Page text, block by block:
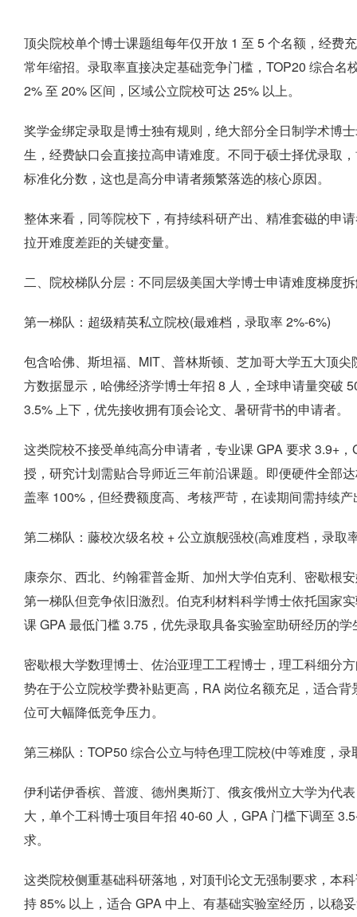
顶尖院校单个博士课题组每年仅开放 1 至 5 个名额，经费
常年缩招。录取率直接决定基础竞争门槛，TOP20 综合
2% 至 20% 区间，区域公立院校可达 25% 以上。
奖学金绑定录取是博士独有规则，绝大部分全日制学术博
生，经费缺口会直接拉高申请难度。不同于硕士择优录取
标准化分数，这也是高分申请者频繁落选的核心原因。
整体来看，同等院校下，有持续科研产出、精准套磁的申
拉开难度差距的关键变量。
二、院校梯队分层：不同层级美国大学博士申请难度梯度
第一梯队：超级精英私立院校(最难档，录取率 2%-6%)
包含哈佛、斯坦福、MIT、普林斯顿、芝加哥大学五大顶
方数据显示，哈佛经济学博士年招 8 人，全球申请量突破
3.5% 上下，优先接收拥有顶会论文、暑研背书的申请者。
这类院校不接受单纯高分申请者，专业课 GPA 要求 3.9+
授，研究计划需贴合导师近三年前沿课题。即便硬件全部
盖率 100%，但经费额度高、考核严苛，在读期间需持续
第二梯队：藤校次级名校 + 公立旗舰强校(高难度档，录取
康奈尔、西北、约翰霍普金斯、加州大学伯克利、密歇根
第一梯队但竞争依旧激烈。伯克利材料科学博士依托国家
课 GPA 最低门槛 3.75，优先录取具备实验室助研经历的学
密歇根大学数理博士、佐治亚理工工程博士，理工科细分
势在于公立院校学费补贴更高，RA 岗位名额充足，适合
位可大幅降低竞争压力。
第三梯队：TOP50 综合公立与特色理工院校(中等难度，录
伊利诺伊香槟、普渡、德州奥斯汀、俄亥俄州立大学为代
大，单个工科博士项目年招 40-60 人，GPA 门槛下调至
求。
这类院校侧重基础科研落地，对顶刊论文无强制要求，本
持 85% 以上，适合 GPA 中上、有基础实验室经历，以稳